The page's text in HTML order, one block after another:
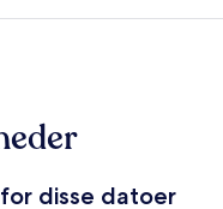
disse datoer